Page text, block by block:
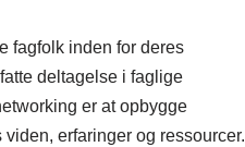
fagfolk inden for deres
deltagelse i faglige
er at opbygge
erfaringer og ressourcer.